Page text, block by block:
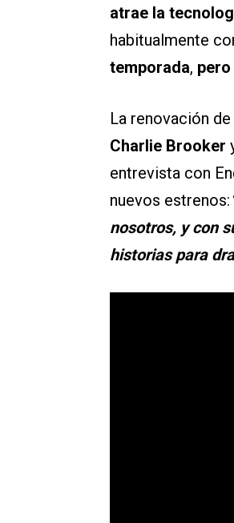
atrae la
habitualmente
temporada,
La renovación
Charlie Brooker
entrevista con
nuevos estrenos:
nosotros, y con
historias para